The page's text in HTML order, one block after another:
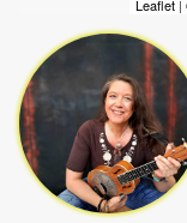
Leaflet |